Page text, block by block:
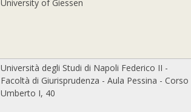
University of Giessen
Università degli Studi di Napoli Federico II -
Facoltà di Giurisprudenza - Aula Pessina - Corso
Umberto I, 40